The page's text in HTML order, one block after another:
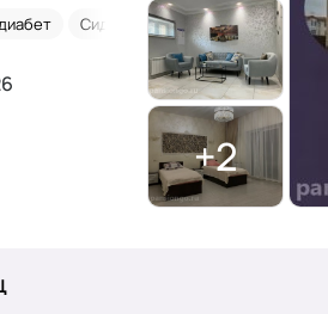
Сиделки 2-х местная комната
+2